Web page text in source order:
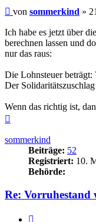
Beitrag
von sommerkind »
Ich habe es jetzt über
berechnen lassen und
nur das raus:
Die Lohnsteuer beträgt:
Der
Wenn das richtig ist,
sommerkind
Beiträge: 52
Registriert: 10.
Behörde:
Re: Vorruhestand